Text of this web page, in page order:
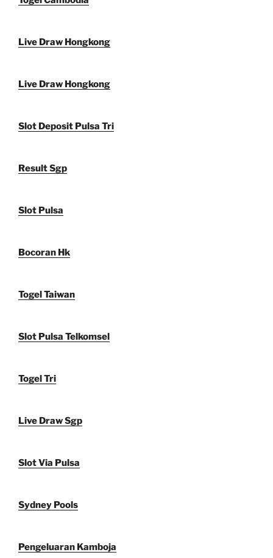
Live Draw Hongkong
Live Draw Hongkong
Slot Deposit Pulsa Tri
Result Sgp
Slot Pulsa
Bocoran Hk
Togel Taiwan
Slot Pulsa Telkomsel
Togel Tri
Live Draw Sgp
Slot Via Pulsa
Sydney Pools
Pengeluaran Kamboja